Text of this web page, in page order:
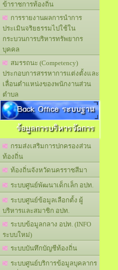
ข้าราชการท้องถิ่น
การรายงานผลการนำการ
ประเมินจริยธรรมไปใช้ใน
กระบวนการบริหารทรัพยากร
บุคคล
สมรรถนะ (Competency)
ประกอบการสรรหาการแต่งตั้งและ
เลื่อนตำแหน่งของพนักงานส่วน
ตำบล
Back Office ระบบฐาน
ข้อมูลการบริหารจัดการ
กรมส่งเสริมการปกครองส่วน
ท้องถิ่น
ท้องถิ่นจังหวัดนครราชสีมา
ระบบศูนย์พัฒนาเด็กเล็ก อปท.
ระบบศูนย์ข้อมูลเลือกตั้ง ผู้
บริหารและสมาชิก อปท.
ระบบข้อมูลกลาง อปท. (INFO
ระบบใหม่)
ระบบบันทึกบัญชีท้องถิ่น
ระบบศูนย์บริการข้อมูลบุคลากร